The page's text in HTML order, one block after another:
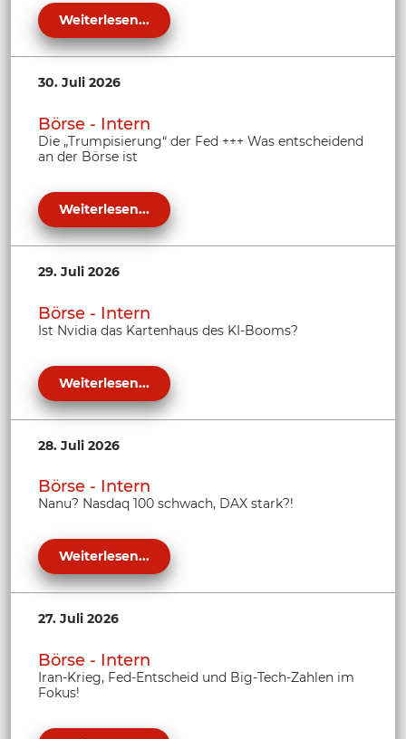
Weiterlesen...
30. Juli 2026
Börse - Intern
Die „Trumpisierung“ der Fed +++ Was entscheidend
an der Börse ist
Weiterlesen...
29. Juli 2026
Börse - Intern
Ist Nvidia das Kartenhaus des KI-Booms?
Weiterlesen...
28. Juli 2026
Börse - Intern
Nanu? Nasdaq 100 schwach, DAX stark?!
Weiterlesen...
27. Juli 2026
Börse - Intern
Iran-Krieg, Fed-Entscheid und Big-Tech-Zahlen im
Fokus!